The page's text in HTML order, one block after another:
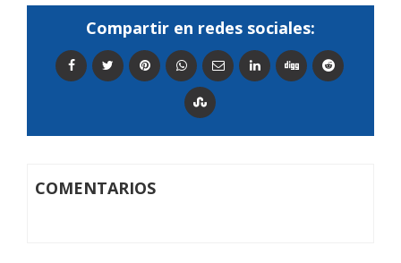
Compartir en redes sociales:
COMENTARIOS